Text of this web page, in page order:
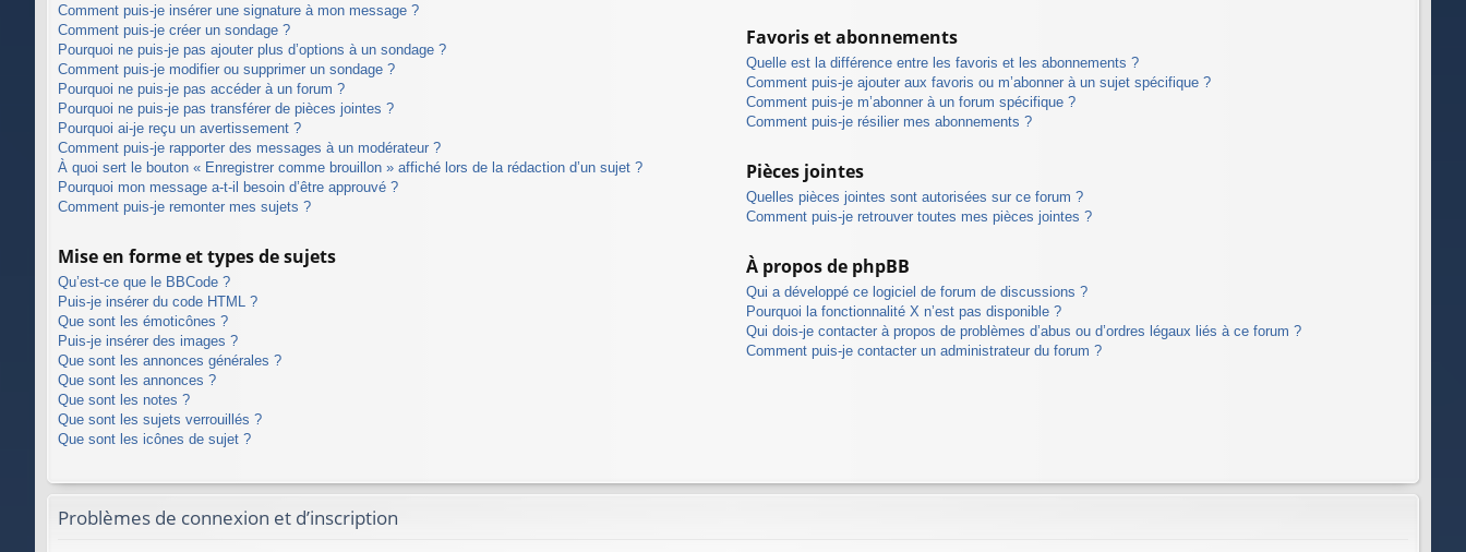
Comment puis-je insérer une signature à mon message ?
Comment puis-je créer un sondage ?
Pourquoi ne puis-je pas ajouter plus d’options à un sondage ?
Comment puis-je modifier ou supprimer un sondage ?
Pourquoi ne puis-je pas accéder à un forum ?
Pourquoi ne puis-je pas transférer de pièces jointes ?
Pourquoi ai-je reçu un avertissement ?
Comment puis-je rapporter des messages à un modérateur ?
À quoi sert le bouton « Enregistrer comme brouillon » affiché lors de la rédaction d’un sujet ?
Pourquoi mon message a-t-il besoin d’être approuvé ?
Comment puis-je remonter mes sujets ?
Mise en forme et types de sujets
Qu’est-ce que le BBCode ?
Puis-je insérer du code HTML ?
Que sont les émoticônes ?
Puis-je insérer des images ?
Que sont les annonces générales ?
Que sont les annonces ?
Que sont les notes ?
Que sont les sujets verrouillés ?
Que sont les icônes de sujet ?
Favoris et abonnements
Quelle est la différence entre les favoris et les abonnements ?
Comment puis-je ajouter aux favoris ou m’abonner à un sujet spécifique ?
Comment puis-je m’abonner à un forum spécifique ?
Comment puis-je résilier mes abonnements ?
Pièces jointes
Quelles pièces jointes sont autorisées sur ce forum ?
Comment puis-je retrouver toutes mes pièces jointes ?
À propos de phpBB
Qui a développé ce logiciel de forum de discussions ?
Pourquoi la fonctionnalité X n’est pas disponible ?
Qui dois-je contacter à propos de problèmes d’abus ou d’ordres légaux liés à ce forum ?
Comment puis-je contacter un administrateur du forum ?
Problèmes de connexion et d’inscription